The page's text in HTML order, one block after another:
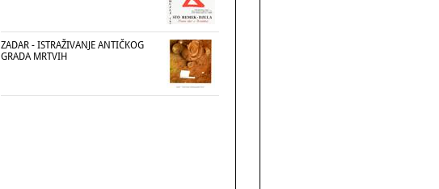
ZADAR - ISTRAŽIVANJE ANTIČKOG
GRADA MRTVIH